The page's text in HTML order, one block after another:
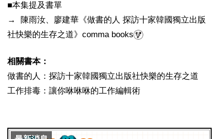
■本集提及書單
→ 陳雨汝、廖建華《做書的人 探訪十家韓國獨立出版
社快樂的生存之道》comma books
相關書本：
做書的人：探訪十家韓國獨立出版社快樂的生存之道
工作排毒：讓你咻咻咻的工作編輯術